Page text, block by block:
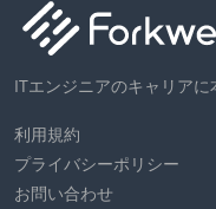
ITエンジニアのキャリア
利用規約
プライバシーポリシー
お問い合わせ